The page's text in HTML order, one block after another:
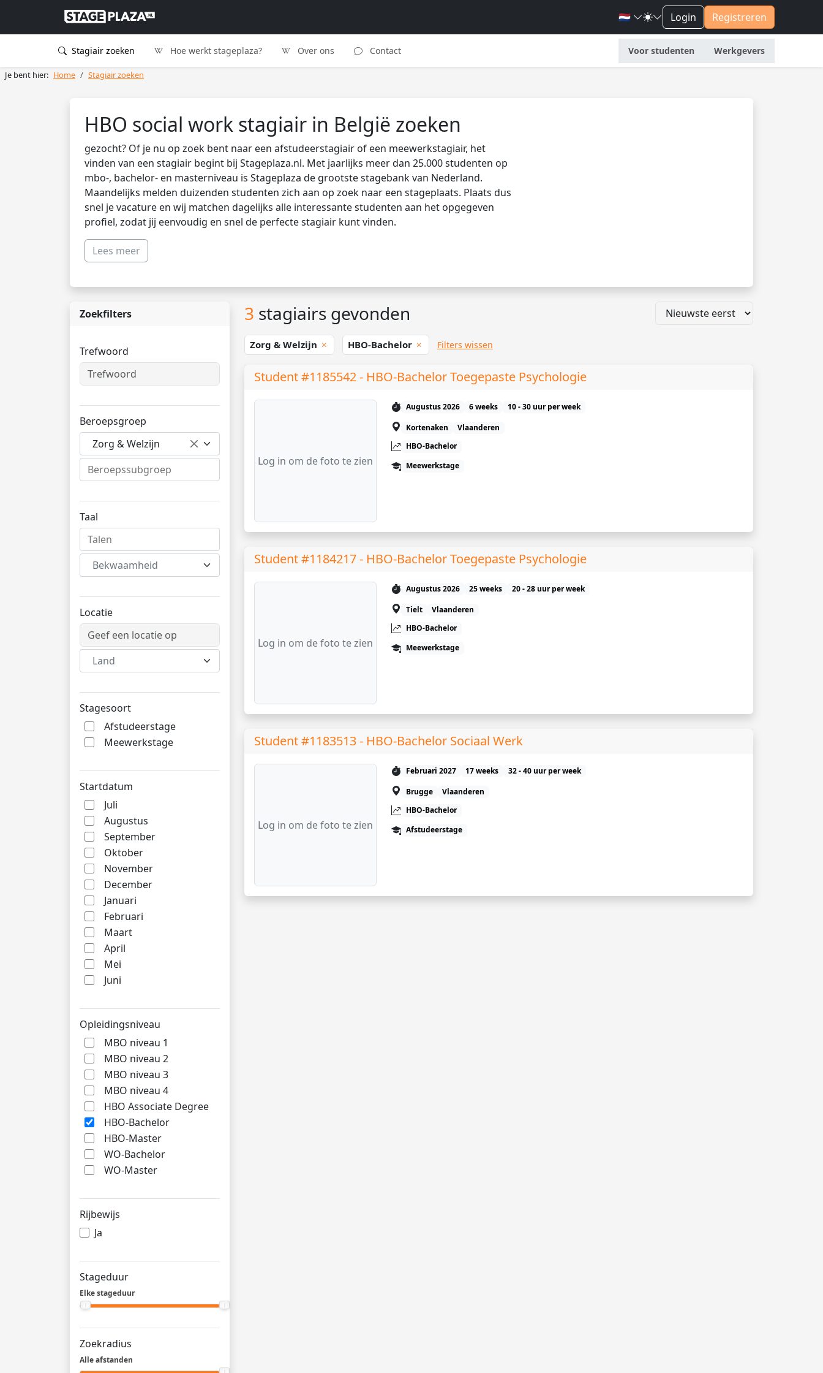
🇳🇱 Login Registreren
Stagiair zoeken Hoe werkt stageplaza? Over ons Contact Voor studenten Werkgevers
Je bent hier: Home Stagiair zoeken
HBO social work stagiair in België zoeken
gezocht? Of je nu op zoek bent naar een afstudeerstagiair of een meewerkstagiair, het
vinden van een stagiair begint bij Stageplaza.nl. Met jaarlijks meer dan 25.000 studenten op
mbo-, bachelor- en masterniveau is Stageplaza de grootste stagebank van Nederland.
Maandelijks melden duizenden studenten zich aan op zoek naar een stageplaats. Plaats dus
snel je vacature en wij matchen dagelijks alle interessante studenten aan het opgegeven
profiel, zodat jij eenvoudig en snel de perfecte stagiair kunt vinden.
Lees meer
Zoekfilters
Trefwoord
Beroepsgroep
Zorg & Welzijn
Taal
Bekwaamheid
Locatie
Land
Stagesoort
Afstudeerstage
Meewerkstage
Startdatum
Juli
Augustus
September
Oktober
November
December
Januari
Februari
Maart
April
Mei
Juni
Opleidingsniveau
MBO niveau 1
MBO niveau 2
MBO niveau 3
MBO niveau 4
HBO Associate Degree
HBO-Bachelor
HBO-Master
WO-Bachelor
WO-Master
Rijbewijs
Ja
Stageduur
Elke stageduur
Zoekradius
Alle afstanden
3 stagiairs gevonden
Zorg & Welzijn HBO-Bachelor Filters wissen
Student #1185542 - HBO-Bachelor Toegepaste Psychologie
Log in om de foto te zien
Augustus 2026 6 weeks
10 - 30 uur per week
Kortenaken
Vlaanderen
HBO-Bachelor
Meewerkstage
Student #1184217 - HBO-Bachelor Toegepaste Psychologie
Log in om de foto te zien
Augustus 2026 25 weeks
20 - 28 uur per week
Tielt
Vlaanderen
HBO-Bachelor
Meewerkstage
Student #1183513 - HBO-Bachelor Sociaal Werk
Log in om de foto te zien
Februari 2027 17 weeks
32 - 40 uur per week
Brugge
Vlaanderen
HBO-Bachelor
Afstudeerstage